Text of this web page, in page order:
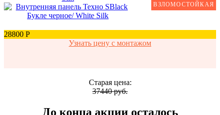
ВЗЛОМОСТОЙКАЯ
28800 Р
Узнать цену с монтажом
Старая цена:
37440 руб.
До конца акции осталось